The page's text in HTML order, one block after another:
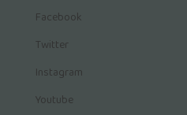
Facebook
Twitter
Instagram
Youtube